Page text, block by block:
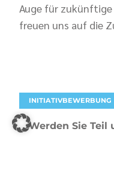
Auge für
freuen uns auf die
INITIATIVBEWERBUNG
Werden Sie Teil